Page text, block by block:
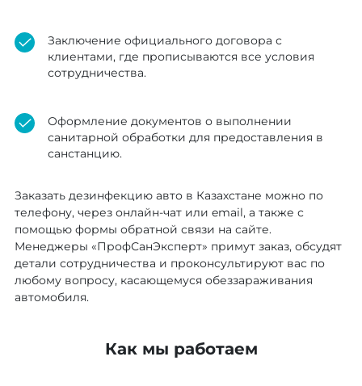
Заключение официального договора с
клиентами, где прописываются все условия
сотрудничества.
Оформление документов о выполнении
санитарной обработки для предоставления в
санстанцию.
Заказать дезинфекцию авто в Казахстане можно по
телефону, через онлайн-чат или email, а также с
помощью формы обратной связи на сайте.
Менеджеры «ПрофСанЭксперт» примут заказ, обсудят
детали сотрудничества и проконсультируют вас по
любому вопросу, касающемуся обеззараживания
автомобиля.
Как мы работаем